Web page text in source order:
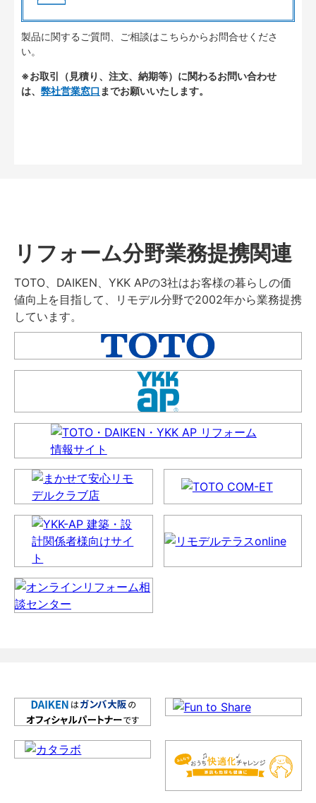
製品に関するご質問、ご相談はこちらからお問合せくださ
い。
※お取引（見積り、注文、納期等）に関わるお問い合わせ
は、 弊社営業窓口 までお願いいたします。
リフォーム分野業務提携関連
TOTO、DAIKEN、YKK APの3社はお客様の暮らしの価
値向上を目指して、リモデル分野で2002年から業務提携
しています。